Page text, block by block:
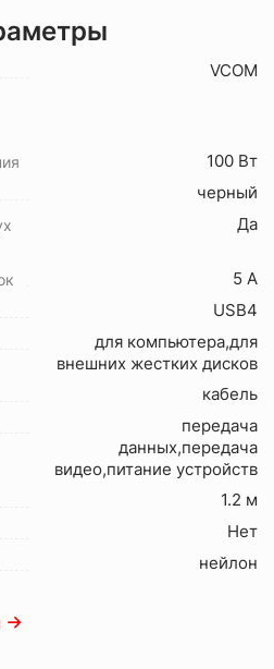
VCOM
100 Вт
черный
Да
5 А
USB4
для компьютера,для
внешних жестких дисков
кабель
передача
данных,передача
видео,питание устройств
1.2 м
Нет
нейлон